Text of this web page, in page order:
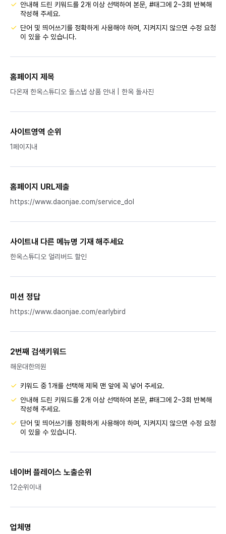
안내해 드린 키워드를 2개 이상 선택하여 본문, #태그에 2~3회 반복해
작성해 주세요.
단어 및 띄어쓰기를 정확하게 사용해야 하며, 지켜지지 않으면 수정 요청
이 있을 수 있습니다.
홈페이지 제목
다온재 한옥스튜디오 돌스냅 상품 안내 | 한옥 돌사진
사이트영역 순위
1페이지내
홈페이지 URL제출
https://www.daonjae.com/service_dol
사이트내 다른 메뉴명 기재 해주세요
한옥스튜디오 얼리버드 할인
미션 정답
https://www.daonjae.com/earlybird
2번째 검색키워드
해운대한의원
키워드 중 1개를 선택해 제목 맨 앞에 꼭 넣어 주세요.
안내해 드린 키워드를 2개 이상 선택하여 본문, #태그에 2~3회 반복해
작성해 주세요.
단어 및 띄어쓰기를 정확하게 사용해야 하며, 지켜지지 않으면 수정 요청
이 있을 수 있습니다.
네이버 플레이스 노출순위
12순위이내
업체명